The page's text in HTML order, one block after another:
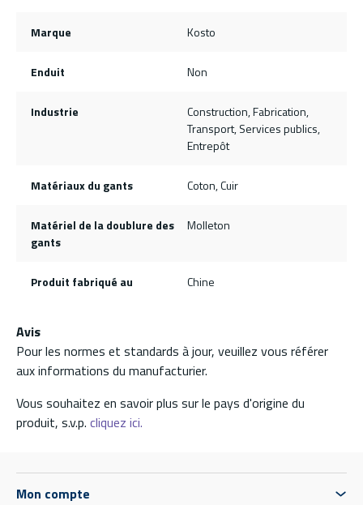
Marque Kosto
Enduit Non
Industrie
Construction, Fabrication,
Transport, Services publics,
Entrepôt
Matériaux du gants Coton, Cuir
Matériel de la doublure des
gants
Molleton
Produit fabriqué au Chine
Avis
Pour les normes et standards à jour, veuillez vous référer
aux informations du manufacturier.
Vous souhaitez en savoir plus sur le pays d'origine du
produit, s.v.p. cliquez ici.
Mon compte